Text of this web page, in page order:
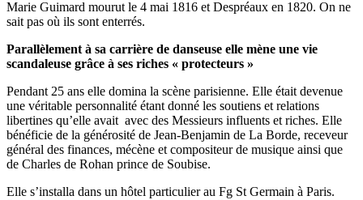
Marie Guimard mourut le 4 mai 1816 et Despréaux en 1820. On ne
sait pas où ils sont enterrés.
Parallèlement à sa carrière de danseuse elle mène une vie
scandaleuse grâce à ses riches « protecteurs »
Pendant 25 ans elle domina la scène parisienne. Elle était devenue
une véritable personnalité étant donné les soutiens et relations
libertines qu’elle avait avec des Messieurs influents et riches. Elle
bénéficie de la générosité de Jean-Benjamin de La Borde, receveur
général des finances, mécène et compositeur de musique ainsi que
de Charles de Rohan prince de Soubise.
Elle s’installa dans un hôtel particulier au Fg St Germain à Paris.